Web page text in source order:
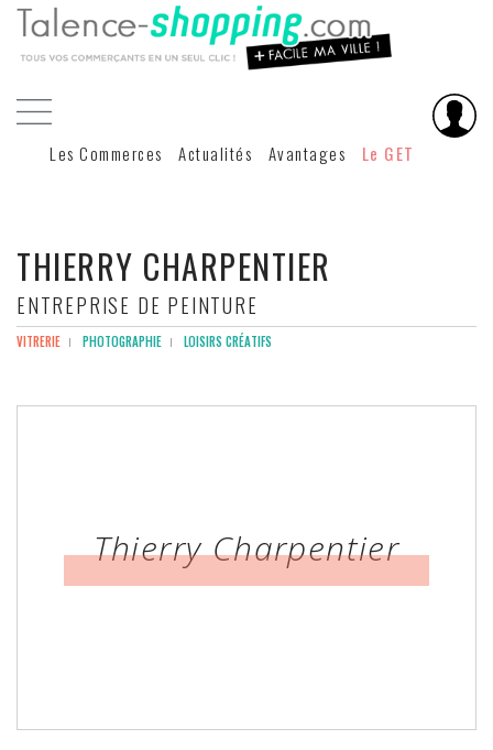
Les Commerces Actualités Avantages Le GET
THIERRY CHARPENTIER
ENTREPRISE DE PEINTURE
VITRERIE PHOTOGRAPHIE LOISIRS CRÉATIFS
Thierry Charpentier